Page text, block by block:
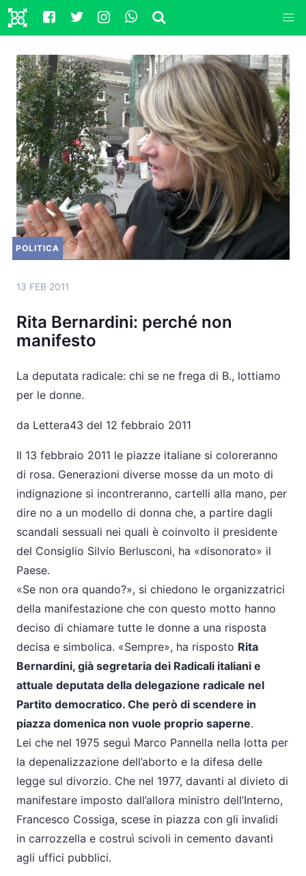
POLITICA
13 FEB 2011
Rita Bernardini: perché non
manifesto
La deputata radicale: chi se ne frega di B., lottiamo
per le donne.
da Lettera43 del 12 febbraio 2011
Il 13 febbraio 2011 le piazze italiane si coloreranno
di rosa. Generazioni diverse mosse da un moto di
indignazione si incontreranno, cartelli alla mano, per
dire no a un modello di donna che, a partire dagli
scandali sessuali nei quali è coinvolto il presidente
del Consiglio Silvio Berlusconi, ha «disonorato» il
Paese.
«Se non ora quando?», si chiedono le organizzatrici
della manifestazione che con questo motto hanno
deciso di chiamare tutte le donne a una risposta
decisa e simbolica. «Sempre», ha risposto Rita
Bernardini, già segretaria dei Radicali italiani e
attuale deputata della delegazione radicale nel
Partito democratico. Che però di scendere in
piazza domenica non vuole proprio saperne.
Lei che nel 1975 seguì Marco Pannella nella lotta per
la depenalizzazione dell’aborto e la difesa delle
legge sul divorzio. Che nel 1977, davanti al divieto di
manifestare imposto dall’allora ministro dell’Interno,
Francesco Cossiga, scese in piazza con gli invalidi
in carrozzella e costruì scivoli in cemento davanti
agli uffici pubblici.